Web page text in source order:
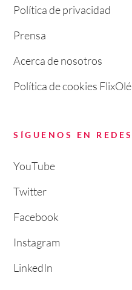
Política de privacidad
Prensa
Acerca de nosotros
Política de cookies FlixOlé
SÍGUENOS EN REDES
YouTube
Twitter
Facebook
Instagram
LinkedIn